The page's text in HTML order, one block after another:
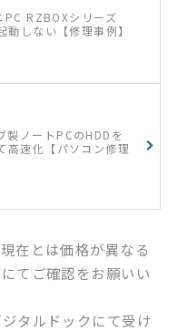
PC RZBOXシリーズ
しない【修理事例】
製ノートPCのHDDを
高速化【パソコン修理
在とは価格が異なる
てご確認をお願いい
タルドックにて受け